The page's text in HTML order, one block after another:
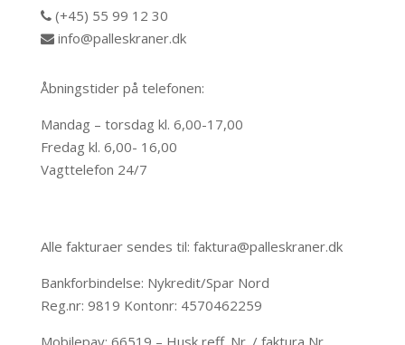
(+45) 55 99 12 30
info@palleskraner.dk
Åbningstider på telefonen:
Mandag – torsdag kl. 6,00-17,00
Fredag kl. 6,00- 16,00
Vagttelefon 24/7
Alle fakturaer sendes til: faktura@palleskraner.dk
Bankforbindelse: Nykredit/Spar Nord
Reg.nr: 9819 Kontonr: 4570462259
Mobilepay: 66519 – Husk reff. Nr. / faktura Nr.